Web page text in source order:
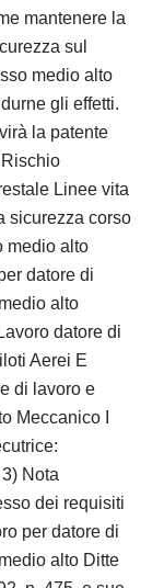
mantenere la
sul
medio alto
gli effetti.
la patente
Linee vita
sicurezza corso
medio alto
datore di
alto
datore di
Aerei E
di lavoro e
Meccanico I
Nota
dei requisiti
per datore di
alto Ditte